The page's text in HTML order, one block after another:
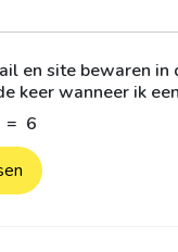
en site bewaren in
keer wanneer ik
= 6